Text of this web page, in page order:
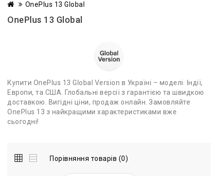
OnePlus 13 Global
OnePlus 13 Global
Купити OnePlus 13 Global Version в Україні – моделі Індії,
Европи, та США. Глобальні версії з гарантією та швидкою
доставкою. Вигідні ціни, продаж онлайн. Замовляйте
OnePlus 13 з найкращими характеристиками вже
сьогодні!
Порівняння товарів (0)